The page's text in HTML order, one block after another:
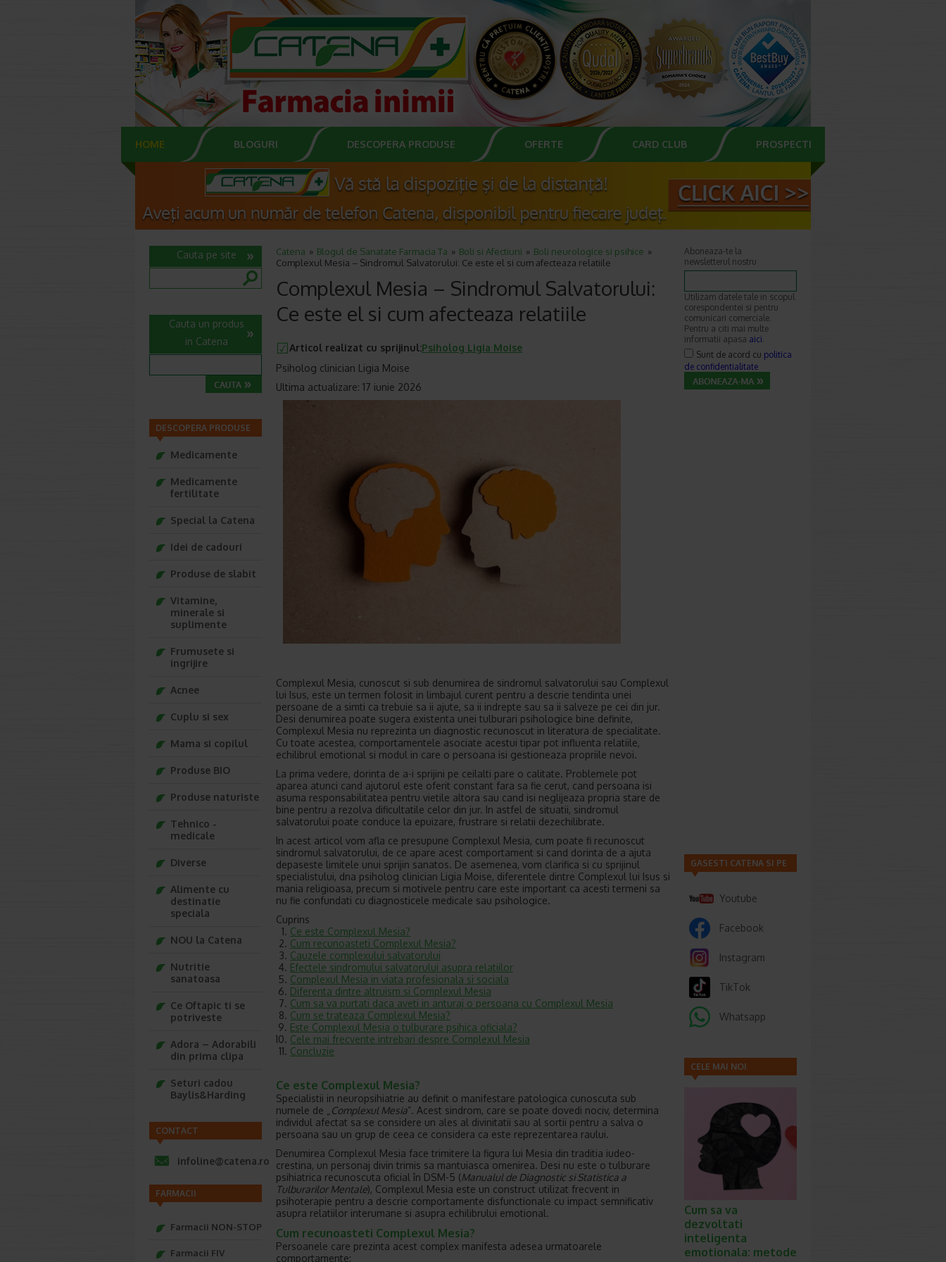
HOME BLOGURI DESCOPERA PRODUSE OFERTE CARD CLUB PROSPECTE
Catena Blogul de Sanatate Farmacia Ta Boli si Afectiuni
Boli neurologice si psihice
Complexul Mesia – Sindromul Salvatorului: Ce este el si cum afecteaza relatiile
Complexul Mesia – Sindromul Salvatorului:
Ce este el si cum afecteaza relatiile
Articol realizat cu sprijinul:Psiholog Ligia Moise
Psiholog clinician Ligia Moise
Ultima actualizare: 17 iunie 2026
Complexul Mesia, cunoscut si sub denumirea de sindromul salvatorului sau Complexul
lui Isus, este un termen folosit in limbajul curent pentru a descrie tendinta unei
persoane de a simti ca trebuie sa ii ajute, sa ii indrepte sau sa ii salveze pe cei din jur.
Desi denumirea poate sugera existenta unei tulburari psihologice bine definite,
Complexul Mesia nu reprezinta un diagnostic recunoscut in literatura de specialitate.
Cu toate acestea, comportamentele asociate acestui tipar pot influenta relatiile,
echilibrul emotional si modul in care o persoana isi gestioneaza propriile nevoi.
La prima vedere, dorinta de a-i sprijini pe ceilalti pare o calitate. Problemele pot
aparea atunci cand ajutorul este oferit constant fara sa fie cerut, cand persoana isi
asuma responsabilitatea pentru vietile altora sau cand isi neglijeaza propria stare de
bine pentru a rezolva dificultatile celor din jur. In astfel de situatii, sindromul
salvatorului poate conduce la epuizare, frustrare si relatii dezechilibrate.
In acest articol vom afla ce presupune Complexul Mesia, cum poate fi recunoscut
sindromul salvatorului, de ce apare acest comportament si cand dorinta de a ajuta
depaseste limitele unui sprijin sanatos. De asemenea, vom clarifica si cu sprijinul
specialistului, dna psiholog clinician Ligia Moise, diferentele dintre Complexul lui Isus si
mania religioasa, precum si motivele pentru care este important ca acesti termeni sa
nu fie confundati cu diagnosticele medicale sau psihologice.
Cuprins
Ce este Complexul Mesia?
Cum recunoasteti Complexul Mesia?
Cauzele complexului salvatorului
Efectele sindromului salvatorului asupra relatiilor
Complexul Mesia in viata profesionala si sociala
Diferenta dintre altruism si Complexul Mesia
Cum sa va purtati daca aveti in anturaj o persoana cu Complexul Mesia
Cum se trateaza Complexul Mesia?
Este Complexul Mesia o tulburare psihica oficiala?
Cele mai frecvente intrebari despre Complexul Mesia
Concluzie
Ce este Complexul Mesia?
Specialistii in neuropsihiatrie au definit o manifestare patologica cunoscuta sub
numele de „
Complexul Mesia”. Acest sindrom, care se poate dovedi nociv, determina
individul afectat sa se considere un ales al divinitatii sau al sortii pentru a salva o
persoana sau un grup de ceea ce considera ca este reprezentarea raului.
Denumirea Complexul Mesia face trimitere la figura lui Mesia din traditia iudeo-
crestina, un personaj divin trimis sa mantuiasca omenirea. Desi nu este o tulburare
psihiatrica recunoscuta oficial în DSM-5 (Manualul de Diagnostic si Statistica a
Tulburarilor Mentale), Complexul Mesia este un construct utilizat frecvent in
psihoterapie pentru a descrie comportamente disfunctionale cu impact semnificativ
asupra relatiilor interumane si asupra echilibrului emotional.
Cum recunoasteti Complexul Mesia?
Persoanele care prezinta acest complex manifesta adesea urmatoarele
comportamente:
Cauta pe site
Cauta un produs
in Catena
DESCOPERA PRODUSE
Medicamente
Medicamente
fertilitate
Special la Catena
Idei de cadouri
Produse de slabit
Vitamine,
minerale si
suplimente
Frumusete si
ingrijire
Acnee
Cuplu si sex
Mama si copilul
Produse BIO
Produse naturiste
Tehnico -
medicale
Diverse
Alimente cu
destinatie
speciala
NOU la Catena
Nutritie
sanatoasa
Ce Oftapic ti se
potriveste
Adora – Adorabili
din prima clipa
Seturi cadou
Baylis&Harding
CONTACT
infoline@catena.ro
FARMACII
Farmacii NON-STOP
Farmacii FIV
Aboneaza-te la
newsletterul nostru
Utilizam datele tale in scopul
corespondentei si pentru
comunicari comerciale.
Pentru a citi mai multe
informatii apasa aici.
Sunt de acord cu politica
de confidentialitate
GASESTI CATENA SI PE
Youtube
Facebook
Instagram
TikTok
Whatsapp
CELE MAI NOI
Cum sa va
dezvoltati
inteligenta
emotionala: metode